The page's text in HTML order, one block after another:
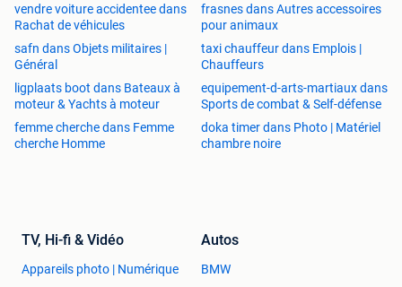
vendre voiture accidentee dans
Rachat de véhicules
frasnes dans Autres accessoires
pour animaux
safn dans Objets militaires |
Général
taxi chauffeur dans Emplois |
Chauffeurs
ligplaats boot dans Bateaux à
moteur & Yachts à moteur
equipement-d-arts-martiaux dans
Sports de combat & Self-défense
femme cherche dans Femme
cherche Homme
doka timer dans Photo | Matériel
chambre noire
TV, Hi-fi & Vidéo
Appareils photo | Numérique
Autos
BMW